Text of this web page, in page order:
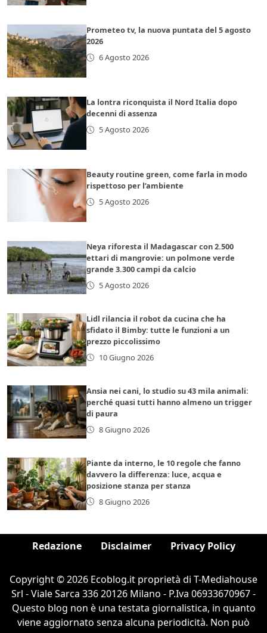
Prometeo tv, la nuova puntata del 5 agosto
2026
6 Agosto 2026
La lontra riconquista il Nord Italia dopo
decenni di assenza
5 Agosto 2026
Beauty routine green, come farla in modo
rispettoso per l’ambiente
5 Agosto 2026
Neya riforesta il Madagascar con 2.500
ettari di mangrovie: un polmone verde
grande 3.300 campi da calcio
5 Agosto 2026
Lidl rilancia il robot da cucina che ha
sfidato il Bimby: tutte le funzioni a un
prezzo piccolissimo
10 Giugno 2026
Ansia nei cani, lo studio su 43 mila animali:
perché quasi tutti hanno almeno un trigger
di paura
8 Giugno 2026
Piante da interno, le 10 regole che fanno
davvero la differenza: luce, acqua e
posizione stanza per stanza
8 Giugno 2026
Redazione Disclaimer Privacy Policy
Copyright © 2026 Ecoblog.it proprietà di T-Mediahouse
Srl - Viale Sarca 336 20126 Milano - P.Iva 06933670967 -
Questo blog non è una testata giornalistica, in quanto
viene aggiornato senza alcuna periodicità. Non può